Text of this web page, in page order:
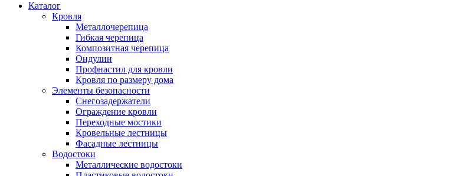
Каталог
Кровля
Металлочерепица
Гибкая черепица
Композитная черепица
Ондулин
Профнастил для кровли
Кровля по размеру дома
Элементы безопасности
Снегозадержатели
Ограждение кровли
Переходные мостики
Кровельные лестницы
Фасадные лестницы
Водостоки
Металлические водостоки